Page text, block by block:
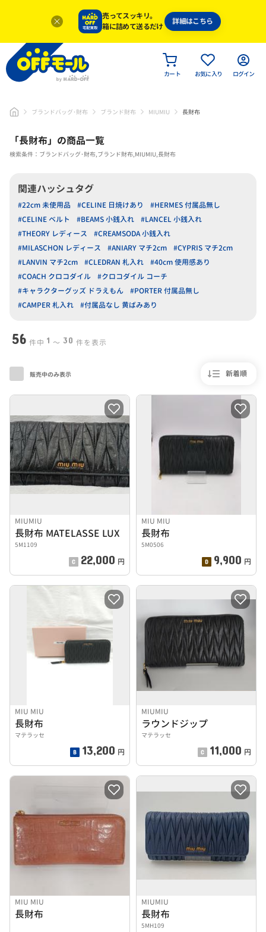
売ってスッキリ。
箱に詰めて送るだけ
詳細はこちら
カート お気に入り ログイン
ブランドバッグ･財布 ブランド財布 MIUMIU 長財布
「長財布」 の商品一覧
検索条件：ブランドバッグ･財布,ブランド財布,MIUMIU,長財布
関連ハッシュタグ
#22cm 未使用品 #CELINE 日焼けあり
#HERMES 付属品無し
#CELINE ベルト
#BEAMS 小銭入れ
#LANCEL 小銭入れ
#THEORY レディース
#CREAMSODA 小銭入れ
#MILASCHON レディース
#ANIARY マチ2cm
#CYPRIS マチ2cm
#LANVIN マチ2cm
#CLEDRAN 札入れ
#40cm 使用感あり
#COACH クロコダイル
#クロコダイル コーチ
#キャラクターグッズ ドラえもん
#PORTER 付属品無し
#CAMPER 札入れ
#付属品なし 黄ばみあり
56 件中 1 〜 30 件を表示
新着順
販売中のみ表示
MIUMIU
長財布 MATELASSE LUX
5M1109
22,000 円
MIU MIU
長財布
5M0506
9,900 円
MIU MIU
長財布
マテラッセ
13,200 円
MIUMIU
ラウンドジップ
マテラッセ
11,000 円
MIU MIU
長財布
MIUMIU
長財布
5MH109